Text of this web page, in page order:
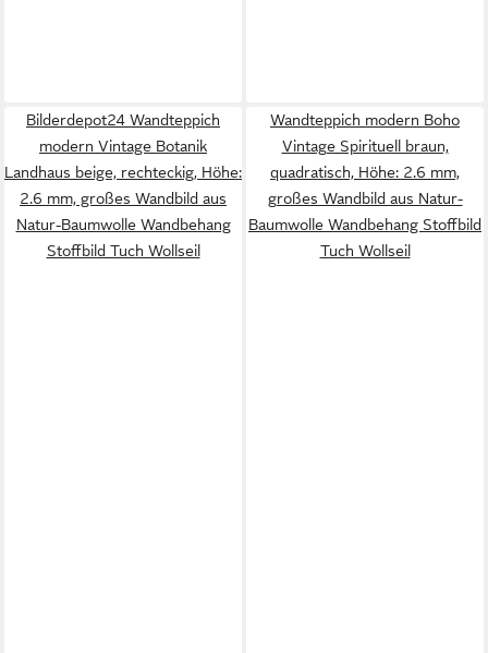
Bilderdepot24 Wandteppich
modern Vintage Botanik
Landhaus beige, rechteckig, Höhe:
2.6 mm, großes Wandbild aus
Natur-Baumwolle Wandbehang
Stoffbild Tuch Wollseil
Wandteppich modern Boho
Vintage Spirituell braun,
quadratisch, Höhe: 2.6 mm,
großes Wandbild aus Natur-
Baumwolle Wandbehang Stoffbild
Tuch Wollseil